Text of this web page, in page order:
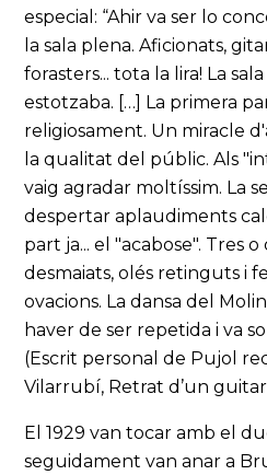
especial: “Ahir va ser lo
la sala plena. Aficionats,
forasters... tota la lira! La
estotzaba. […] La primera
religiosament. Un miracle
la qualitat del públic. Als
vaig agradar moltíssim. La
despertar aplaudiments
part ja... el "acabose". Tres
desmaiats, olés retinguts i
ovacions. La dansa del
haver de ser repetida i va
(Escrit personal de Pujol
Vilarrubí, Retrat d’un
El 1929 van tocar amb el
seguidament van anar a